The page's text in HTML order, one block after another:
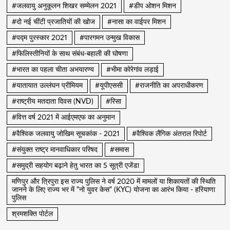
#जलवायु अनुकूलन शिखर सम्मेलन 2021 #डीप ओशन मिशन
#दो नई चींटी प्रजातियों की खोज #नासा का वाईपर मिशन
#पद्म पुरस्कार 2021 #पारगमन उन्मुख विकास
#फिलिस्तीनियों के साथ संबंध-बहाली की घोषणा
#भारत का पहला चीता अभयारण्य #भीमा कोरेगांव लड़ाई
#यातायात उल्लंघन प्रीमियम #यूपीएससी #राजनीति का अपराधीकरण
#राष्ट्रीय मतदाता दिवस (NVD) #रिसा
#वित्त वर्ष 2021 में आईएमएफ का अनुमान
#वैश्विक जलवायु जोखिम सूचकांक - 2021 #वैश्विक लैंगिक अंतराल रिपोर्ट
#संयुक्त राष्ट्र मानवाधिकार परिषद #समास
#समुद्री सहयोग बढ़ाने हेतु भारत का 5 सूत्री एजेंडा
मणिपुर और त्रिपुरा इस राज्य पुलिस ने वर्ष 2020 में मामलों या शिकायतों की स्थिति
जानने के लिए राज्य भर में "नो युवर केस" (KYC) योजना का आरंभ किया - हरियाणा
पुलिस
श्रमशक्ति पोर्टल